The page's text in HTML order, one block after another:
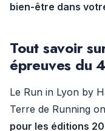
bien-être dans
Tout savoir
épreuves du
Le Run in Lyon by
Terre de Running
pour les éditions